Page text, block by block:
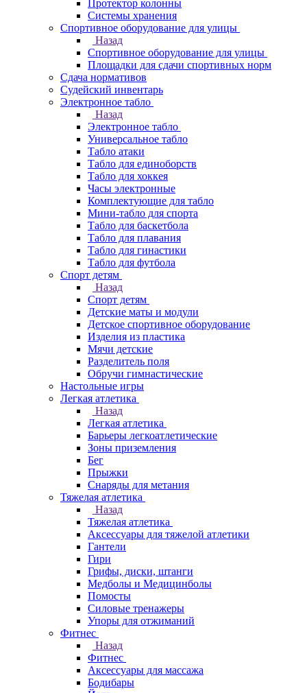
Протектор колонны
Системы хранения
Спортивное оборудование для улицы
Назад
Спортивное оборудование для улицы
Площадки для сдачи спортивных норм
Сдача нормативов
Судейский инвентарь
Электронное табло
Назад
Электронное табло
Универсальное табло
Табло атаки
Табло для единоборств
Табло для хоккея
Часы электронные
Комплектующие для табло
Мини-табло для спорта
Табло для баскетбола
Табло для плавания
Табло для гинастики
Табло для футбола
Спорт детям
Назад
Спорт детям
Детские маты и модули
Детское спортивное оборудование
Изделия из пластика
Мячи детские
Разделитель поля
Обручи гимнастические
Настольные игры
Легкая атлетика
Назад
Легкая атлетика
Барьеры легкоатлетические
Зоны приземления
Бег
Прыжки
Снаряды для метания
Тяжелая атлетика
Назад
Тяжелая атлетика
Аксессуары для тяжелой атлетики
Гантели
Гири
Грифы, диски, штанги
Медболы и Медицинболы
Помосты
Силовые тренажеры
Упоры для отжиманий
Фитнес
Назад
Фитнес
Аксессуары для массажа
Бодибары